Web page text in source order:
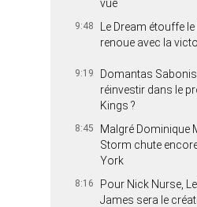
vue
9:48
Le Dream étouffe
renoue avec la
9:19
Domantas
réinvestir dans le
Kings ?
8:45
Malgré Dominique
Storm chute
York
8:16
Pour Nick Nurse,
James sera le